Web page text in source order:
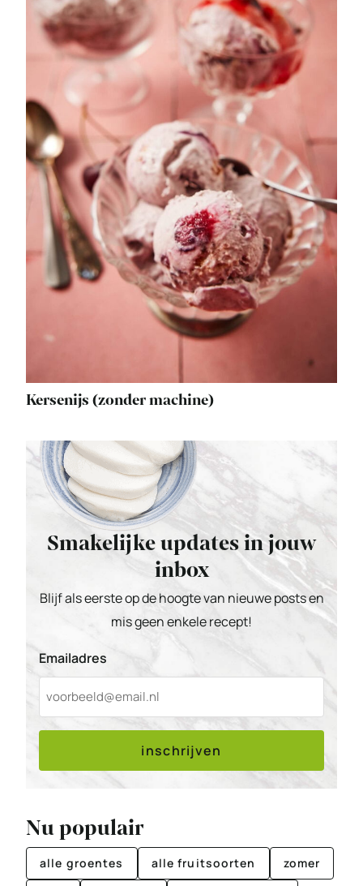
Kersenijs (zonder machine)
Smakelijke updates in jouw
inbox
Blijf als eerste op de hoogte van nieuwe posts en
mis geen enkele recept!
Emailadres
inschrijven
Nu populair
alle groentes alle fruitsoorten zomer